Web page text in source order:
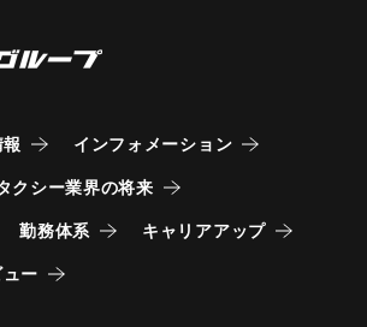
インフォメーション
クシー業界の将来
勤務体系 キャリアアップ
ー